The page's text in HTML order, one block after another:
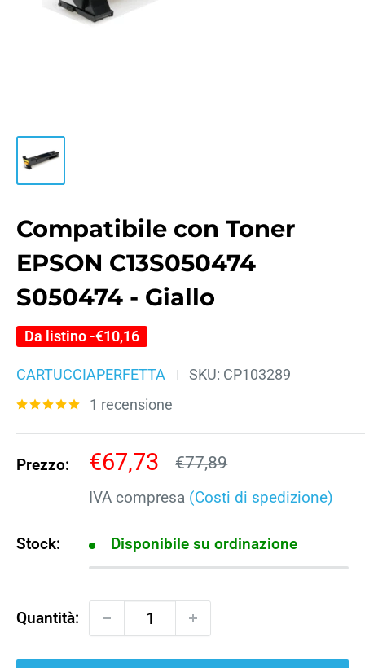
Compatibile con Toner
EPSON C13S050474
S050474 - Giallo
Da listino -€10,16
CARTUCCIAPERFETTA SKU: CP103289
1 recensione
Prezzo:
Prezzo
scontato
€67,73 Prezzo
€77,89
IVA compresa (Costi di spedizione)
Stock: Disponibile su ordinazione
Quantità: